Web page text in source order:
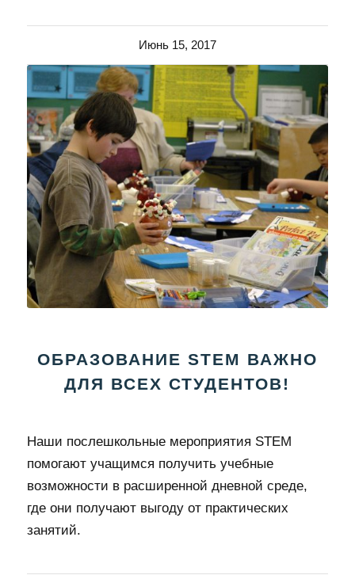
Июнь 15, 2017
ОБРАЗОВАНИЕ STEM ВАЖНО
ДЛЯ ВСЕХ СТУДЕНТОВ!
Наши послешкольные мероприятия STEM
помогают учащимся получить учебные
возможности в расширенной дневной среде,
где они получают выгоду от практических
занятий.